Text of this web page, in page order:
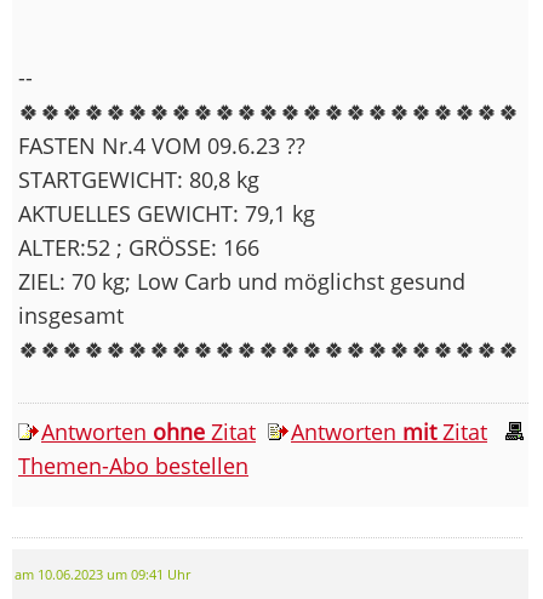
--
🍀🍀🍀🍀🍀🍀🍀🍀🍀🍀🍀🍀🍀🍀🍀🍀🍀🍀🍀🍀🍀🍀🍀
FASTEN Nr.4 VOM 09.6.23 ??
STARTGEWICHT: 80,8 kg
AKTUELLES GEWICHT: 79,1 kg
ALTER:52 ; GRÖSSE: 166
ZIEL: 70 kg; Low Carb und möglichst gesund
insgesamt
🍀🍀🍀🍀🍀🍀🍀🍀🍀🍀🍀🍀🍀🍀🍀🍀🍀🍀🍀🍀🍀🍀🍀
Antworten ohne Zitat Antworten mitZitat
Themen-Abo bestellen
am 10.06.2023 um 09:41 Uhr